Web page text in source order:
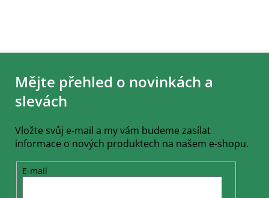
Z
Mějte přehled o novinkách a
slevách
Vložte svůj e-mail a my vám budeme zasílat
informace o nových produktech na našem e-shopu.
E-mail